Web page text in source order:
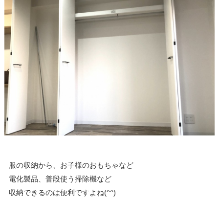
服の収納から、お子様のおもちゃなど
電化製品、普段使う掃除機など
収納できるのは便利ですよね(^^)